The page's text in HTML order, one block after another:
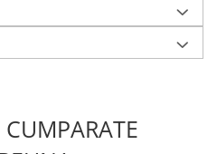
CUMPARATE